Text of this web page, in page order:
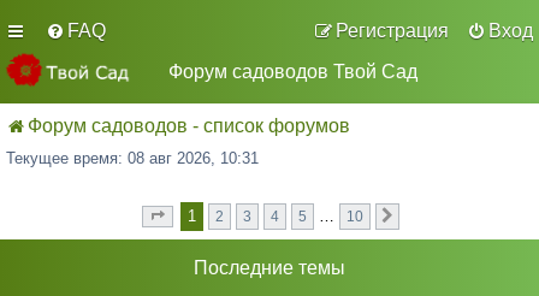
FAQ Вход
Регистрация
Форум садоводов Твой Сад
Форум садоводов - список форумов
Текущее время: 08 авг 2026, 10:31
Страница 1из 10
1 2 3 4 5 … 10
Последние темы